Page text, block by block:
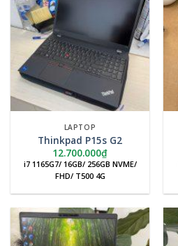
LAPTOP
Thinkpad P15s G2
12.700.000₫
i7 1165G7/ 16GB/ 256GB NVME/
FHD/ T500 4G